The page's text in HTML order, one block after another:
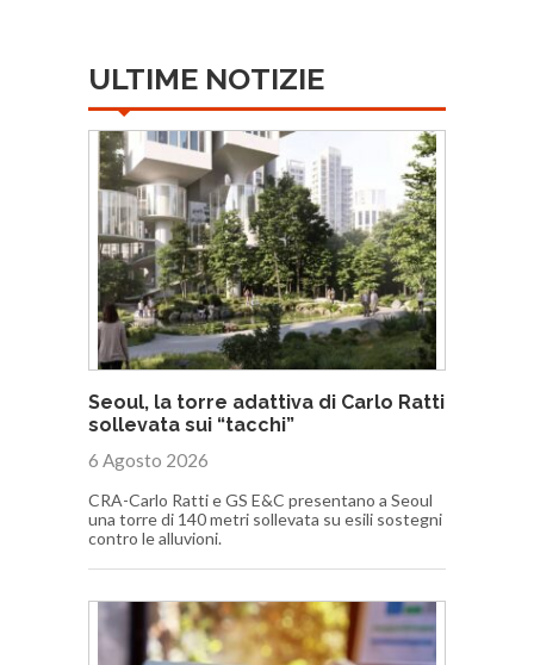
ULTIME NOTIZIE
Seoul, la torre adattiva di Carlo Ratti
sollevata sui “tacchi”
6 Agosto 2026
CRA-Carlo Ratti e GS E&C presentano a Seoul
una torre di 140 metri sollevata su esili sostegni
contro le alluvioni.